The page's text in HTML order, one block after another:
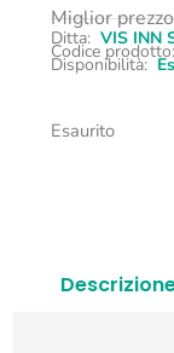
Miglior
Ditta: VIS INN
Codice prodotto:
Disponibilità:
Esaurito